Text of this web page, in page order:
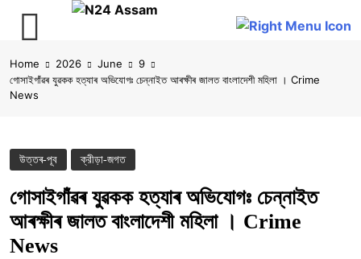
to
content
Home 2026 June
9
গোসাইগাঁৱৰ যুৱকক হত্যাৰ অভিযোগঃ চেন্নাইত আৰক্ষীৰ জালত বাংলাদেশী মহিলা । Crime
News
উত্তৰ-পূব ক্রীড়া-জগত
গোসাইগাঁৱৰ যুৱকক হত্যাৰ অভিযোগঃ চেন্নাইত
আৰক্ষীৰ জালত বাংলাদেশী মহিলা । Crime
News